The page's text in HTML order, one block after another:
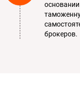
брокеров.